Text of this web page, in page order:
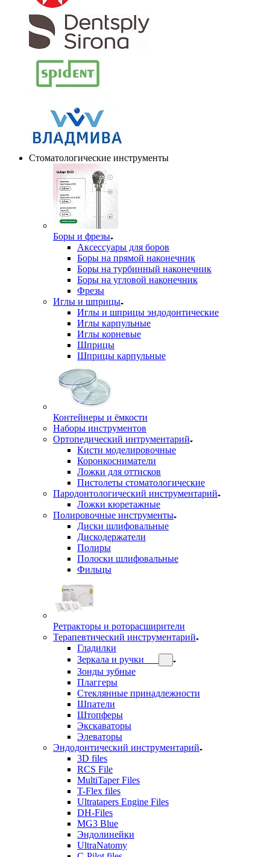
Стоматологические инструменты
Боры и фрезы
Аксессуары для боров
Боры на прямой наконечник
Боры на турбинный наконечник
Боры на угловой наконечник
Фрезы
Иглы и шприцы
Иглы и шприцы эндодонтические
Иглы карпульные
Иглы корневые
Шприцы
Шприцы карпульные
Контейнеры и ёмкости
Наборы инструментов
Ортопедический интрументарий
Кисти моделировочные
Коронкосниматели
Ложки для оттисков
Пистолеты стоматологические
Пародонтологический инструментарий
Ложки кюретажные
Полировочные инструменты
Диски шлифовальные
Дискодержатели
Полиры
Полоски шлифовальные
Фильцы
Ретракторы и роторасширители
Терапевтический инструментарий
Гладилки
Зеркала и ручки
Зонды зубные
Плаггеры
Стеклянные принадлежности
Шпатели
Штопферы
Экскаваторы
Элеваторы
Эндодонтический инструментарий
3D files
RCS File
MultiTaper Files
T-Flex files
Ultratapers Engine Files
DH-Files
MG3 Blue
Эндолинейки
UltraNatomy